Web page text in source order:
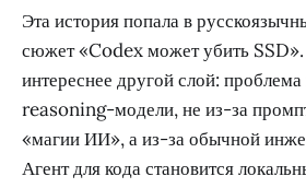
Эта история попала в
сюжет «Codex может убить
интереснее другой слой:
reasoning-модели, не из-за
«магии ИИ», а из-за обычной
Агент для кода становится